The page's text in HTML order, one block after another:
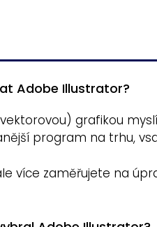
Adobe Illustrator?
grafikou
program na trhu,
více zaměřujete na